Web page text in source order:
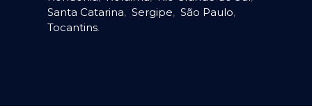
Santa Catarina, Sergipe, São Paulo,
Tocantins.